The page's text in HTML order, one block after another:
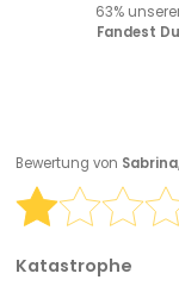
63%
Fandest
Bewertung von
Katastrophe